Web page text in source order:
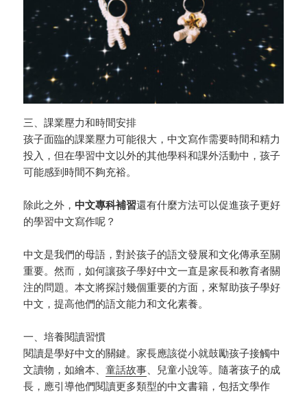
三、課業壓力和時間安排
孩子面臨的課業壓力可能很大，中文寫作需要時間和精力
投入，但在學習中文以外的其他學科和課外活動中，孩子
可能感到時間不夠充裕。
除此之外，中文專科補習還有什麼方法可以促進孩子更好
的學習中文寫作呢？
中文是我們的母語，對於孩子的語文發展和文化傳承至關
重要。然而，如何讓孩子學好中文一直是家長和教育者關
注的問題。本文將探討幾個重要的方面，來幫助孩子學好
中文，提高他們的語文能力和文化素養。
一、培養閱讀習慣
閱讀是學好中文的關鍵。家長應該從小就鼓勵孩子接觸中
文讀物，如繪本、童話故事、兒童小說等。隨著孩子的成
長，應引導他們閱讀更多類型的中文書籍，包括文學作